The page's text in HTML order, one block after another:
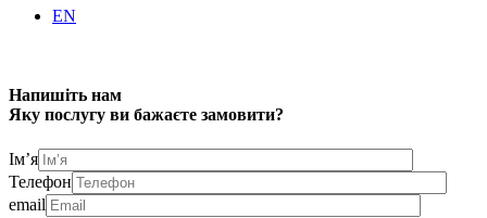
EN
Напишіть нам
Яку послугу ви бажаєте замовити?
Ім’я
Телефон
email